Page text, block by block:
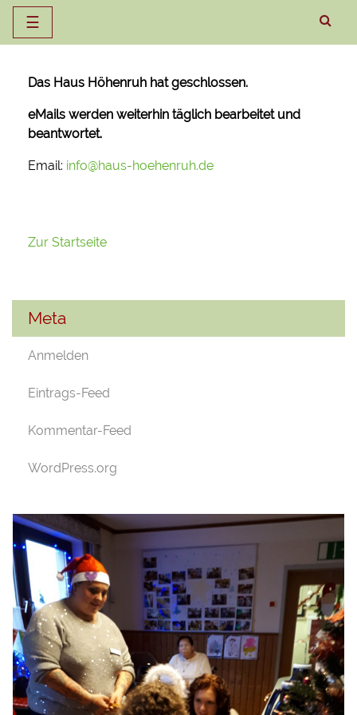
☰
springen
Das Haus Höhenruh hat geschlossen.
eMails werden weiterhin täglich bearbeitet und
beantwortet.
Email: info@haus-hoehenruh.de
Zur Startseite
Meta
Anmelden
Eintrags-Feed
Kommentar-Feed
WordPress.org